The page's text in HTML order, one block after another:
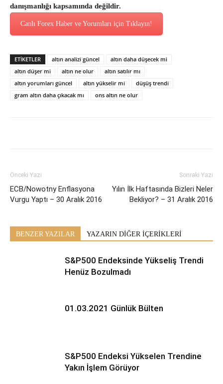
danışmanlığı kapsamında değildir.
Canlı Forex Haber ve Yorumları için Tıklayın!
ETİKETLER altın analizi güncel
altın daha düşecek mi
altın düşer mi
altın ne olur
altın satılır mı
altın yorumları güncel
altın yükselir mi
düşüş trendi
gram altın daha çıkacak mı
ons altın ne olur
Önceki Yazı
ECB/Nowotny Enflasyona
Vurgu Yaptı – 30 Aralık 2016
Sonraki Yazı
Yılın İlk Haftasında Bizleri Neler
Bekliyor? – 31 Aralık 2016
BENZER YAZILAR YAZARIN DİĞER İÇERİKLERİ
S&P500 Endeksinde Yükseliş Trendi
Henüz Bozulmadı
01.03.2021 Günlük Bülten
S&P500 Endeksi Yükselen Trendine
Yakın İşlem Görüyor